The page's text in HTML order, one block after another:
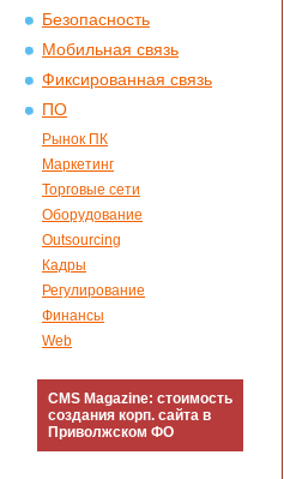
Безопасность
Мобильная связь
Фиксированная связь
ПО
Рынок ПК
Маркетинг
Торговые сети
Оборудование
Outsourcing
Кадры
Регулирование
Финансы
Web
CMS Magazine: стоимость
создания корп. сайта в
Приволжском ФО